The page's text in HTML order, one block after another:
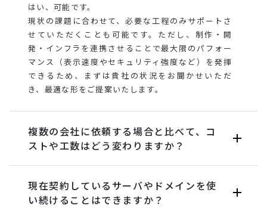
はい、可能です。
現状の課題に合わせて、必要な工程のみサポートさ
せていただくことも可能です。ただし、制作・開
発・インフラを連携させることで最大限のパフォー
マンス（表示速度やセキュリティ強度など）を発揮
できるため、まずは貴社の状況をお聞かせいただ
き、最適な形をご提案いたします。
複数の会社に依頼する場合と比べて、コ
ストや工数はどう変わりますか？
現在契約しているサーバやドメインを使
い続けることはできますか？